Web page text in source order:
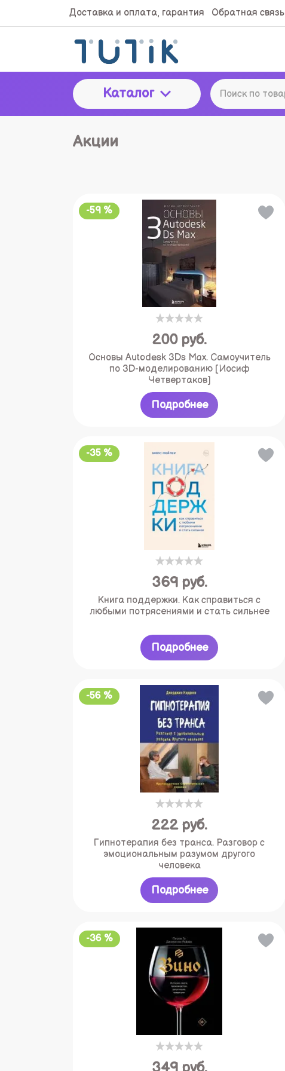
Доставка и оплата, гарантия Обратная связь
Каталог
Акции
-59 %
200 руб.
Основы Autodesk 3Ds Max. Самоучитель
по 3D-моделированию [Иосиф
Четвертаков]
Подробнее
-35 %
369 руб.
Книга поддержки. Как справиться с
любыми потрясениями и стать сильнее
Подробнее
-56 %
222 руб.
Гипнотерапия без транса. Разговор с
эмоциональным разумом другого
человека
Подробнее
-36 %